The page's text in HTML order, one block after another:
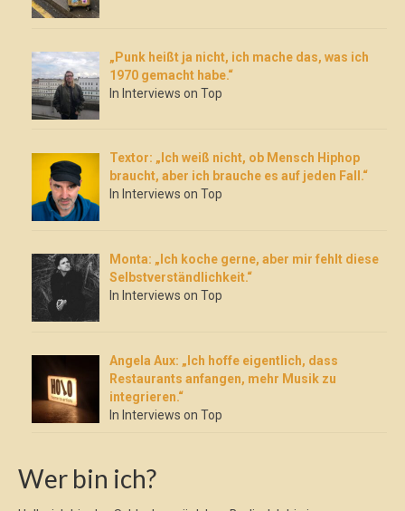
„Punk heißt ja nicht, ich mache das, was ich
1970 gemacht habe.“
In Interviews on Top
Textor: „Ich weiß nicht, ob Mensch Hiphop
braucht, aber ich brauche es auf jeden Fall.“
In Interviews on Top
Monta: „Ich koche gerne, aber mir fehlt diese
Selbstverständlichkeit.“
In Interviews on Top
Angela Aux: „Ich hoffe eigentlich, dass
Restaurants anfangen, mehr Musik zu
integrieren.“
In Interviews on Top
Wer bin ich?